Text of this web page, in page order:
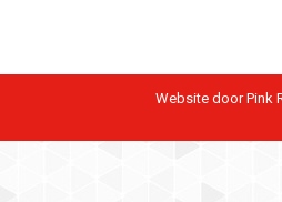
Website door Pink